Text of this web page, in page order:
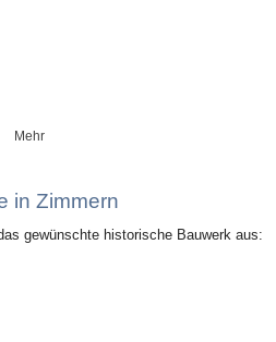
Mehr
in Zimmern
gewünschte historische Bauwerk aus: